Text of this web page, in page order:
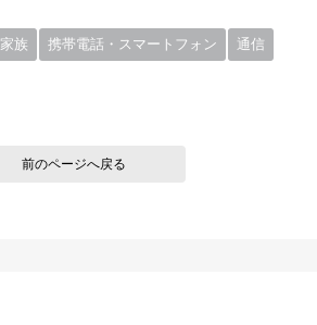
家族 携帯電話・スマートフォン 通信
前のページへ戻る